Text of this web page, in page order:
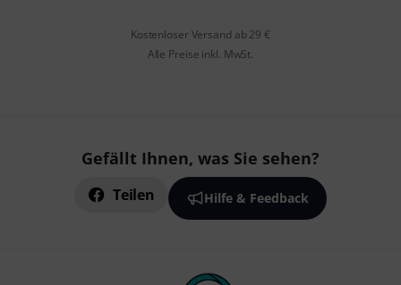
Kostenloser Versand ab 29 €
Alle Preise inkl. MwSt.
Gefällt Ihnen, was Sie sehen?
Teilen Hilfe & Feedback